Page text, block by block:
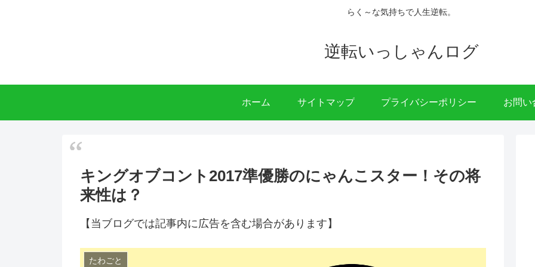
らく～な気持ちで人生逆転。
逆転いっしゃんログ
ホーム サイトマップ プライバシーポリシー お問い
キングオブコント2017準優勝のにゃんこスター！その将
来性は？
【当ブログでは記事内に広告を含む場合があります】
たわごと